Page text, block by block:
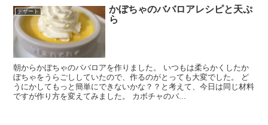
デザート
かぼちゃのババロアレシピと天ぷ
ら
朝からかぼちゃのババロアを作りました。 いつもは柔らかくしたか
ぼちゃをうらごししていたので、作るのがとっても大変でした。 ど
うにかしてもっと簡単にできないかな？？と考えて、今日は同じ材料
ですが作り方を変えてみました。 カボチャのバ...